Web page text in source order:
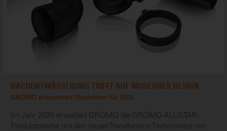
DACHENTWÄSSERUNG TRIFFT AUF MODERNES DESIGN
GRÖMO präsentiert Neuheiten für 2025
Im Jahr 2025 erweitert GRÖMO die GRÖMO-ALUSTAR-
Produktpalette um den neuen Trendfarbton Tiefschwarz mit